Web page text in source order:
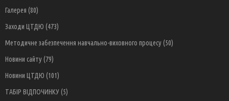
Галерея (80)
Заходи ЦТДЮ (473)
Методичне забезпечення навчально-виховного процесу(50)
Новини сайту(79)
Новини ЦТДЮ (101)
ТАБІР ВІДПОЧИНКУ(5)